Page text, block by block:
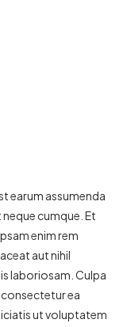
earum assumenda
cumque. Et
enim rem
aut nihil
laboriosam. Culpa
ea
ut voluptatem